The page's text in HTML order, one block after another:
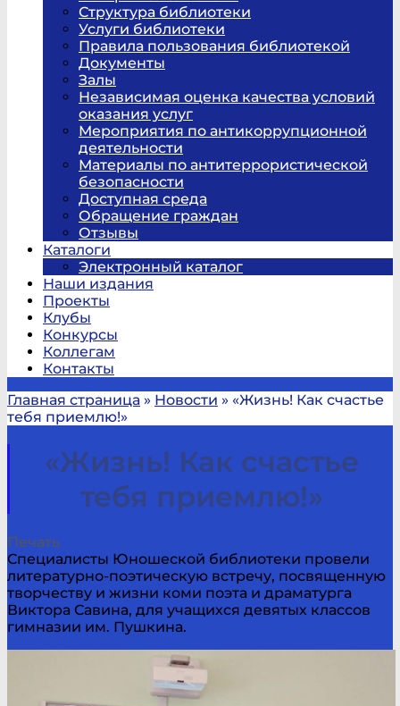
Структура библиотеки
Услуги библиотеки
Правила пользования библиотекой
Документы
Залы
Независимая оценка качества условий
оказания услуг
Мероприятия по антикоррупционной
деятельности
Материалы по антитеррористической
безопасности
Доступная среда
Обращение граждан
Отзывы
Каталоги
Электронный каталог
Наши издания
Проекты
Клубы
Конкурсы
Коллегам
Контакты
Главная страница » Новости » «Жизнь! Как счастье
тебя приемлю!»
«Жизнь! Как счастье
тебя приемлю!»
Печать
Специалисты Юношеской библиотеки провели
литературно-поэтическую встречу, посвященную
творчеству и жизни коми поэта и драматурга
Виктора Савина, для учащихся девятых классов
гимназии им. Пушкина.